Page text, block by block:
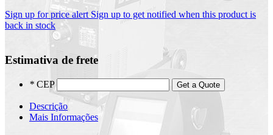
Sign up for price alert Sign up to get notified when this product is
back in stock
Estimativa de frete
* CEP Get a Quote
Descrição
Mais Informações